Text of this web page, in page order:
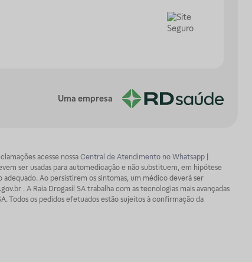
Uma empresa
acesse nossa Central de Atendimento no Whatsapp
ser usadas para automedicação e não substituem, em hipótese
Ao persistirem os sintomas, um médico deverá ser
. A Raia Drogasil SA trabalha com as tecnologias mais avançadas
Todos os pedidos efetuados estão sujeitos à confirmação da